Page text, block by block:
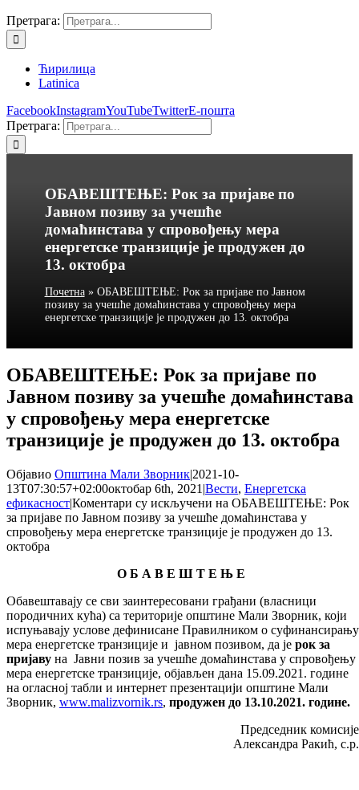
Претрага:
Ћирилица
Latinica
FacebookInstagramYouTubeTwitterЕ-пошта
Претрага:
ОБАВЕШТЕЊЕ: Рок за пријаве по
Јавном позиву за учешће
домаћинстава у спровођењу мера
енергетске транзиције је продужен до
13. октобра
Почетна» ОБАВЕШТЕЊЕ: Рок за пријаве по Јавном
позиву за учешће домаћинстава у спровођењу мера
енергетске транзиције је продужен до 13. октобра
ОБАВЕШТЕЊЕ: Рок за пријаве по
Јавном позиву за учешће домаћинстава
у спровођењу мера енергетске
транзиције је продужен до 13. октобра
Објавио Општина Мали Зворник|2021-10-
13T07:30:57+02:00октобар 6th, 2021 |Вести, Енергетска
ефикасност|Коментари су искључени на ОБАВЕШТЕЊЕ: Рок
за пријаве по Јавном позиву за учешће домаћинстава у
спровођењу мера енергетске транзиције је продужен до 13.
октобра
О Б А В Е Ш Т Е Њ Е
Обавештавају се сви заинтересовани грађани (власници
породичних кућа) са територије општине Мали Зворник, који
испуњавају услове дефинисане Правилником о суфинансирању
мера енергетске транзиције и јавном позивом, да је рок за
пријаву на Јавни позив за учешће домаћинстава у спровођењу
мера енергетске транзиције, објављен дана 15.09.2021. године
на огласној табли и интернет презентацији општине Мали
Зворник, www.malizvornik.rs, продужен до 13.10.2021. године.
Председник комисије
Александра Ракић, с.р.